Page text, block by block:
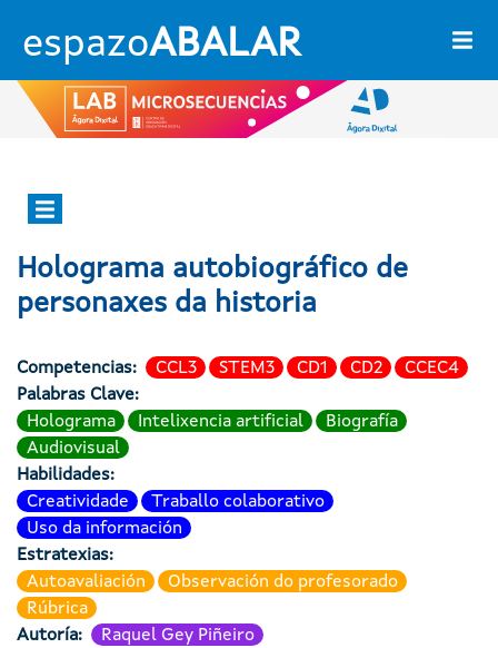
espazoABALAR
Ágora dixital
Holograma autobiográfico de
personaxes da historia
Competencias CCL3 STEM3 CD1 CD2
CCEC4
Palabras Clave
Holograma
Intelixencia artificial
Biografía
Audiovisual
Habilidades
Creatividade
Traballo colaborativo
Uso da información
Estratexias
Autoavaliación
Observación do profesorado
Rúbrica
Autoría
Raquel Gey Piñeiro